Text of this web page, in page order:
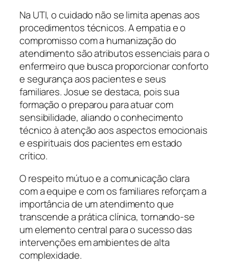
Na UTI, o cuidado não se limita apenas aos
procedimentos técnicos. A empatia e o
compromisso com a humanização do
atendimento são atributos essenciais para o
enfermeiro que busca proporcionar conforto
e segurança aos pacientes e seus
familiares. Josue se destaca, pois sua
formação o preparou para atuar com
sensibilidade, aliando o conhecimento
técnico à atenção aos aspectos emocionais
e espirituais dos pacientes em estado
crítico.
O respeito mútuo e a comunicação clara
com a equipe e com os familiares reforçam a
importância de um atendimento que
transcende a prática clínica, tornando-se
um elemento central para o sucesso das
intervenções em ambientes de alta
complexidade.